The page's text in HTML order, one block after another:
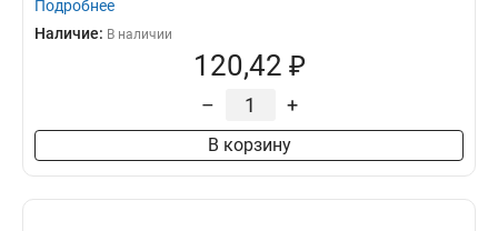
Подробнее
Наличие: В наличии
120,42 ₽
– +
В корзину